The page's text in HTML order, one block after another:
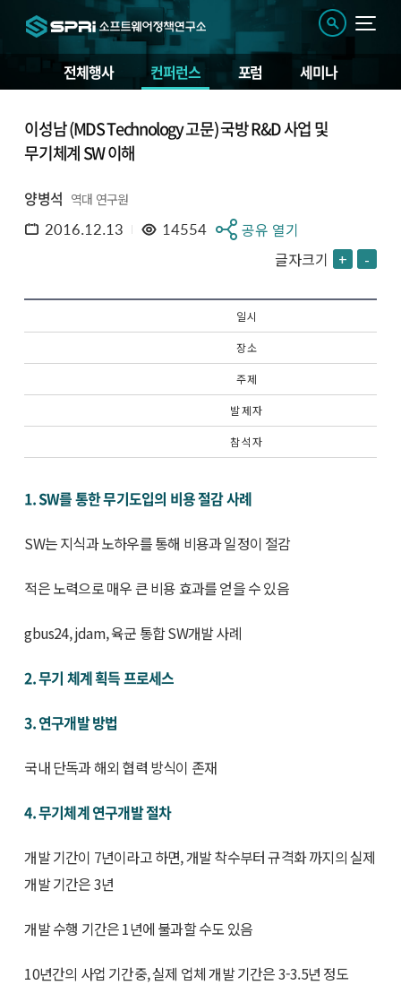
전체행사 컨퍼런스 포럼 세미나
이성남 (MDS Technology 고문) 국방 R&D 사업 및
무기체계 SW 이해
양병석 역대 연구원
2016.12.13 14554
공유 열기
글자크기 + -
일 시
장 소
주 제
발 제 자
참 석 자
1. SW를 통한 무기도입의 비용 절감 사례
SW는 지식과 노하우를 통해 비용과 일정이 절감
적은 노력으로 매우 큰 비용 효과를 얻을 수 있음
gbus24, jdam, 육군 통합 SW개발 사례
2. 무기 체계 획득 프로세스
3. 연구개발 방법
국내 단독과 해외 협력 방식이 존재
4. 무기체계 연구개발 절차
개발 기간이 7년이라고 하면, 개발 착수부터 규격화 까지의 실제
개발 기간은 3년
개발 수행 기간은 1년에 불과할 수도 있음
10년간의 사업 기간중, 실제 업체 개발 기간은 3-3.5년 정도